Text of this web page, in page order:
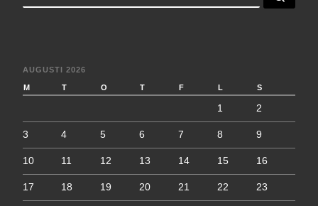
AUGUSTI 2026
M T O T F L S
1 2
3 4 5 6 7 8 9
10 11 12 13 14 15 16
17 18 19 20 21 22 23